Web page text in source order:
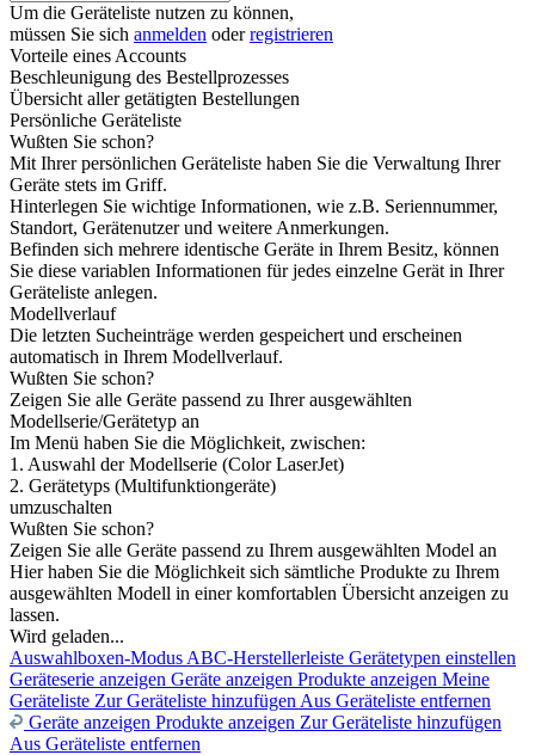
Um die Geräteliste nutzen zu können,
müssen Sie sich anmelden oderregistrieren
Vorteile eines Accounts
Beschleunigung des Bestellprozesses
Übersicht aller getätigten Bestellungen
Persönliche Geräteliste
Wußten Sie schon?
Mit Ihrer persönlichen Geräteliste haben Sie die Verwaltung Ihrer
Geräte stets im Griff.
Hinterlegen Sie wichtige Informationen, wie z.B. Seriennummer,
Standort, Gerätenutzer und weitere Anmerkungen.
Befinden sich mehrere identische Geräte in Ihrem Besitz, können
Sie diese variablen Informationen für jedes einzelne Gerät in Ihrer
Geräteliste anlegen.
Modellverlauf
Die letzten Sucheinträge werden gespeichert und erscheinen
automatisch in Ihrem Modellverlauf.
Wußten Sie schon?
Zeigen Sie alle Geräte passend zu Ihrer ausgewählten
Modellserie/Gerätetyp an
Im Menü haben Sie die Möglichkeit, zwischen:
1. Auswahl der Modellserie (Color LaserJet)
2. Gerätetyps (Multifunktiongeräte)
umzuschalten
Wußten Sie schon?
Zeigen Sie alle Geräte passend zu Ihrem ausgewählten Model an
Hier haben Sie die Möglichkeit sich sämtliche Produkte zu Ihrem
ausgewählten Modell in einer komfortablen Übersicht anzeigen zu
lassen.
Wird geladen...
Auswahlboxen-Modus ABC-Herstellerleiste Gerätetypen einstellen
Geräteserie anzeigen Geräte anzeigen Produkte anzeigen Meine
Geräteliste Zur Geräteliste hinzufügen Aus Geräteliste entfernen
Geräte anzeigen Produkte anzeigen Zur Geräteliste hinzufügen
Aus Geräteliste entfernen